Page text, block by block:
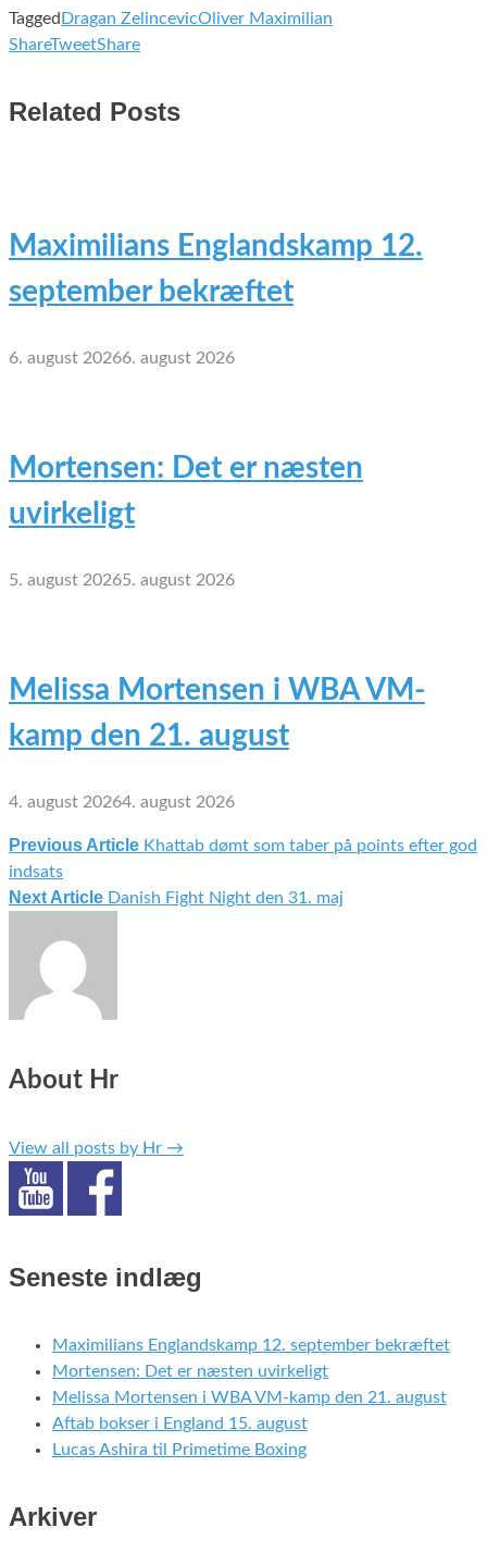
Tagged Dragan ZelincevicOliver Maximilian
ShareTweetShare
Related Posts
Maximilians Englandskamp 12.
september bekræftet
6. august 20266. august 2026
Mortensen: Det er næsten
uvirkeligt
5. august 20265. august 2026
Melissa Mortensen i WBA VM-
kamp den 21. august
4. august 20264. august 2026
Indlægsnavigation
Previous Article Khattab dømt som taber på points efter god
indsats
Next Article Danish Fight Night den 31. maj
About Hr
View all posts by Hr →
Seneste indlæg
Maximilians Englandskamp 12. september bekræftet
Mortensen: Det er næsten uvirkeligt
Melissa Mortensen i WBA VM-kamp den 21. august
Aftab bokser i England 15. august
Lucas Ashira til Primetime Boxing
Arkiver